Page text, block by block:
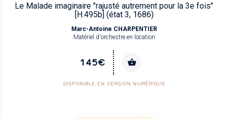
Le Malade imaginaire "rajusté autrement pour la 3e fois"
[H.495b] (état 3, 1686)
Marc-Antoine CHARPENTIER
Matériel d'orchestre en location
145€
DISPONIBLE EN VERSION NUMÉRIQUE